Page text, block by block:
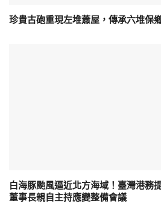
珍貴古砲重現左堆蕭屋，傳承六堆保
白海豚颱風逼近北方海域！臺灣港務
董事長親自主持應變整備會議